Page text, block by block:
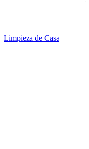
Limpieza de Casa